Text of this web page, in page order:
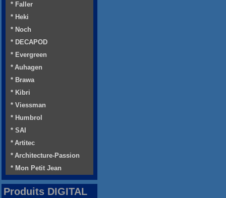
* Faller
* Heki
* Noch
* DECAPOD
* Evergreen
* Auhagen
* Brawa
* Kibri
* Viessman
* Humbrol
* SAI
* Artitec
* Architecture-Passion
* Mon Petit Jean
Produits DIGITAL